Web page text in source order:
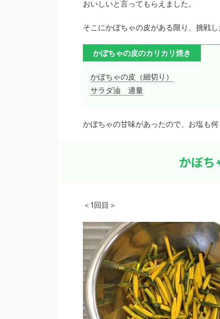
おいしいと言ってもらえました。
そこにかぼちゃの皮がある限り、挑戦し
かぼちゃの皮のカリカリ焼き
かぼちゃの皮（細切り）
サラダ油 適量
かぼちゃの甘味があったので、お塩も何
かぼち
＜1回目＞